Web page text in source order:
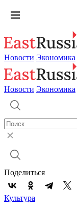
Новости Экономика
Новости Экономика
Поделиться
Культура